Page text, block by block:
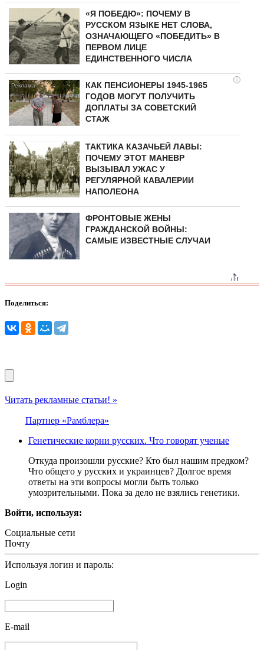
«Я ПОБЕДЮ»: ПОЧЕМУ В
РУССКОМ ЯЗЫКЕ НЕТ СЛОВА,
ОЗНАЧАЮЩЕГО «ПОБЕДИТЬ» В
ПЕРВОМ ЛИЦЕ
ЕДИНСТВЕННОГО ЧИСЛА
i
КАК ПЕНСИОНЕРЫ 1945-1965
ГОДОВ МОГУТ ПОЛУЧИТЬ
ДОПЛАТЫ ЗА СОВЕТСКИЙ
СТАЖ
ТАКТИКА КАЗАЧЬЕЙ ЛАВЫ:
ПОЧЕМУ ЭТОТ МАНЕВР
ВЫЗЫВАЛ УЖАС У
РЕГУЛЯРНОЙ КАВАЛЕРИИ
НАПОЛЕОНА
ФРОНТОВЫЕ ЖЕНЫ
ГРАЖДАНСКОЙ ВОЙНЫ:
САМЫЕ ИЗВЕСТНЫЕ СЛУЧАИ
Поделиться:
Читать рекламные статьи! »
Партнер «Рамблера»
Генетические корни русских. Что говорят ученые
Откуда произошли русские? Кто был нашим предком?
Что общего у русских и украинцев? Долгое время
ответы на эти вопросы могли быть только
умозрительными. Пока за дело не взялись генетики.
Войти, используя:
Социальные сети
Почту
Используя логин и пароль:
Login
E-mail